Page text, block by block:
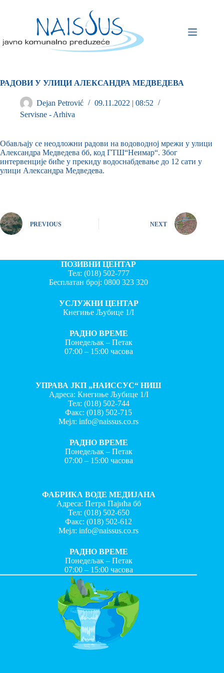
РАДОВИ У УЛИЦИ АЛЕКСАНДРА МЕДВЕДЕВА
Dejan Petrović
09.11.2022 | 08:52
Servisne - Arhiva
Обављају се неодложни радови на водоводној мрежи у улици
Александра Медведева бб, код ГТШ“Неимар“. Због
интервенције биће у прекиду водоснабдевање до 12 сати у
улици Александра Медведева.
PREVIOUS NEXT
ПОЗИВНИ ЦЕНТАР
Тел: (018) 502-777
Бесплатан број:0800 323 320
УСЛУЖНИ ЦЕНТАР
Кнегиње Љубице 1/I
РАДНО ВРЕМЕ
Понедељак – Петак
07:00 – 15:00 часова
УПРАВА ЈКП „НАИССУС“ НИШ
Адреса: Кнегиње Љубице 1/I
Тел: (018) 502-744
Факс:(018) 502-715
Мејл:info@naissus.co.rs
РАДНО ВРЕМЕ
Понедељак – Петак
07:00 – 15:00 часова
ФАБРИКА ВОДЕ МЕДИЈАНА
Адреса: Петра Пајића бб
Тел: (018) 502-650
Факс:(018) 502-612
Мејл:info@naissus.co.rs
РАДНО ВРЕМЕ
Понедељак – Петак
07:00 – 15:00 часова